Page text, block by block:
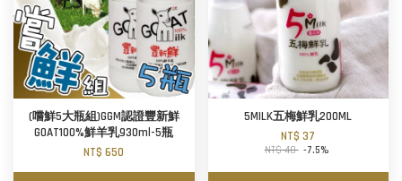
(嚐鮮5大瓶組)GGM認證豐新鮮
GOAT100%鮮羊乳930ml-5瓶
NT$ 650
5MILK五梅鮮乳200ML
NT$ 37
NT$ 40 -7.5%